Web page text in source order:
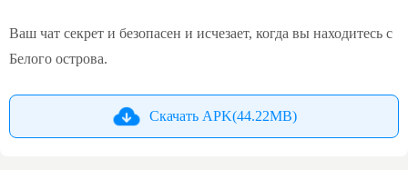
Ваш чат секрет и безопасен и исчезает, когда вы находитесь с
Белого острова.
Скачать APK(44.22MB)